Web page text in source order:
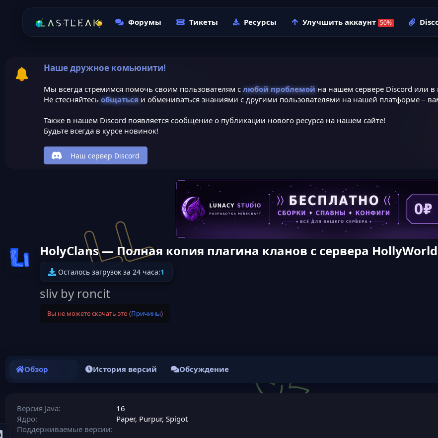
Форумы Тикеты Ресурсы Улучшить аккаунт
Наше дружное комьюнити!
Мы всегда стремимся помочь своим пользователям с любой проблемойна нашем сервере Discord или в
Не стесняйтесь общатьсяи обмениваться знаниями с другими пользователями на нашей платформе –
Также в нашем Discord появляется сообщение о публикации нового ресурса на нашем сайте!
Будьте всегда в курсе новинок!
Наш сервер Discord
Иконка ресурса
HolyClans — Полная копия плагина кланов с сервера
Осталось загрузок за 24 часа:1
sliv by roncit
Вы не можете скачать это (Причины)
Обзор История версий Обсуждение
Версия Java
16
Ядро
Paper Purpur Spigot
Поддерживаемые версии